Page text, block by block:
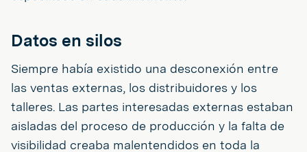
Datos en silos
Siempre había existido una desconexión entre
las ventas externas, los distribuidores y los
talleres. Las partes interesadas externas estaban
aisladas del proceso de producción y la falta de
visibilidad creaba malentendidos en toda la